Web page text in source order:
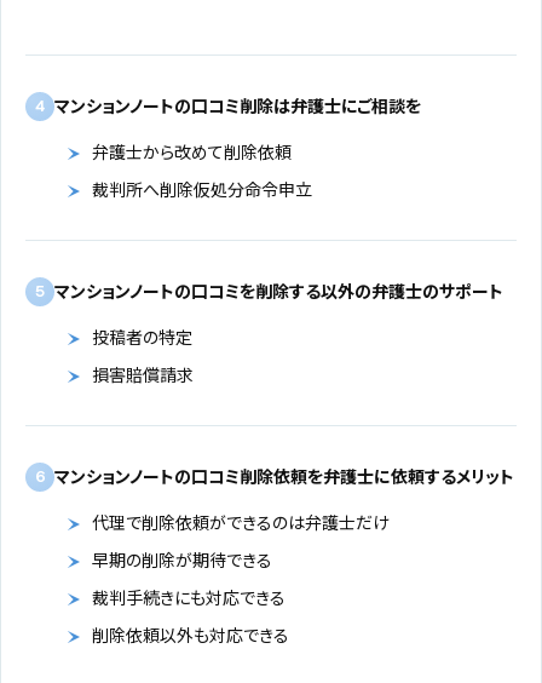
4 マンションノートの口コミ削除は弁護士にご相談を
弁護士から改めて削除依頼
裁判所へ削除仮処分命令申立
5 マンションノートの口コミを削除する以外の弁護士のサポート
投稿者の特定
損害賠償請求
6 マンションノートの口コミ削除依頼を弁護士に依頼するメリット
代理で削除依頼ができるのは弁護士だけ
早期の削除が期待できる
裁判手続きにも対応できる
削除依頼以外も対応できる